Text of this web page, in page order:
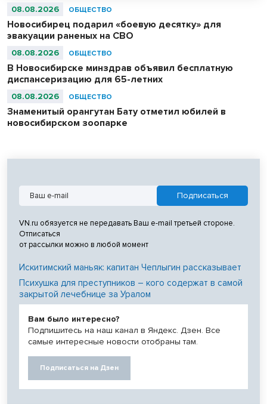
абсолютными чемпионами соревнований.
08.08.2026 ОБЩЕСТВО
Новосибирец подарил «боевую десятку» для
эвакуации раненых на СВО
08.08.2026 ОБЩЕСТВО
В Новосибирске минздрав объявил бесплатную
диспансеризацию для 65-летних
08.08.2026 ОБЩЕСТВО
Знаменитый орангутан Бату отметил юбилей в
новосибирском зоопарке
VN.ru обязуется не передавать Ваш e-mail третьей стороне.
Отписаться
от рассылки можно в любой момент
Искитимский маньяк: капитан Чеплыгин рассказывает
Психушка для преступников – кого содержат в самой
закрытой лечебнице за Уралом
Вам было интересно?
Подпишитесь на наш канал в Яндекс. Дзен. Все
самые интересные новости отобраны там.
Подписаться на Дзен